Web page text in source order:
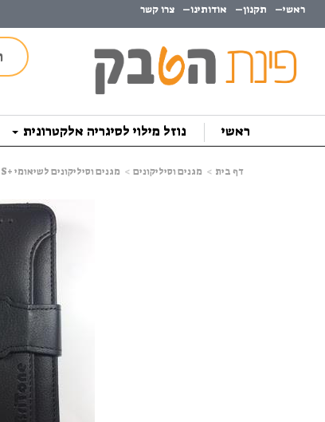
ראשי נוזל מילוי לסיגריה אלקטרונית
ראשי תקנון אודותינו צרו קשר
דף בית מגנים וסיליקונים מגנים וסיליקונים לשיאומי +XIAOMI QIN 1S